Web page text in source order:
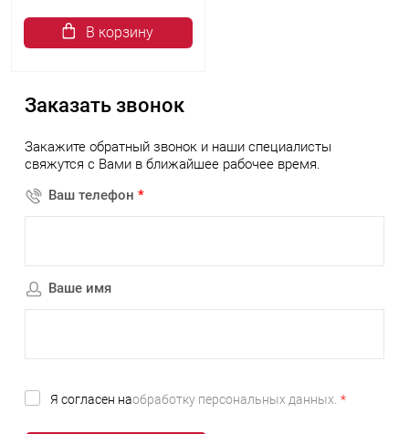
В корзину
Заказать звонок
Закажите обратный звонок и наши специалисты
свяжутся с Вами в ближайшее рабочее время.
Ваш телефон *
Ваше имя
Я согласен наобработку персональных данных. *